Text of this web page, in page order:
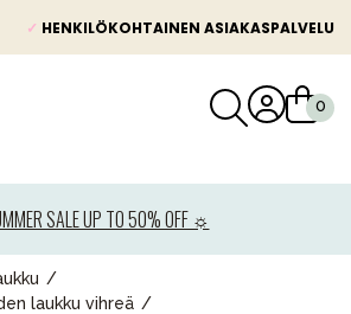
✓ HENKILÖKOHTAINEN ASIAKASPALVELU
SALE UP TO 50% OFF ☼
laukku vihreä
turvaistuimet